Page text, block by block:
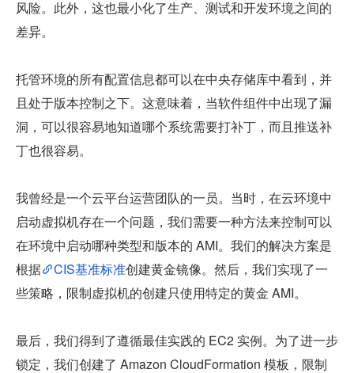
风险。此外，这也最小化了生产、测试和开发环境之间的
差异。
托管环境的所有配置信息都可以在中央存储库中看到，并
且处于版本控制之下。这意味着，当软件组件中出现了漏
洞，可以很容易地知道哪个系统需要打补丁，而且推送补
丁也很容易。
我曾经是一个云平台运营团队的一员。当时，在云环境中
启动虚拟机存在一个问题，我们需要一种方法来控制可以
在环境中启动哪种类型和版本的 AMI。我们的解决方案是
根据
CIS基准标准创建黄金镜像。然后，我们实现了一
些策略，限制虚拟机的创建只使用特定的黄金 AMI。
最后，我们得到了遵循最佳实践的 EC2 实例。为了进一步
锁定，我们创建了 Amazon CloudFormation 模板，限制